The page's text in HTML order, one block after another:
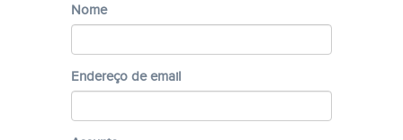
Nome
Endereço de email